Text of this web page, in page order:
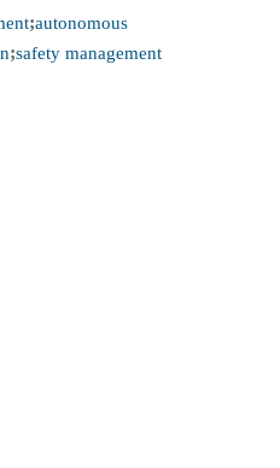
;autonomous
;safety management